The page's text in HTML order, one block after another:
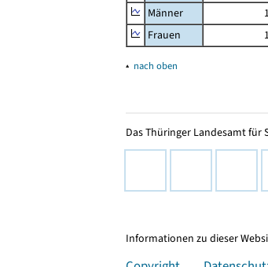
Männer
Frauen
▴ nach oben
Das Thüringer Landesamt für
Informationen zu dieser